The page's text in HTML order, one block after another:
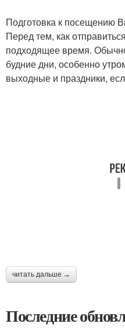
Подготовка к посещению
Перед тем, как
подходящее время.
будние дни, особенно
выходные и праздники,
читать дальше →
Последние